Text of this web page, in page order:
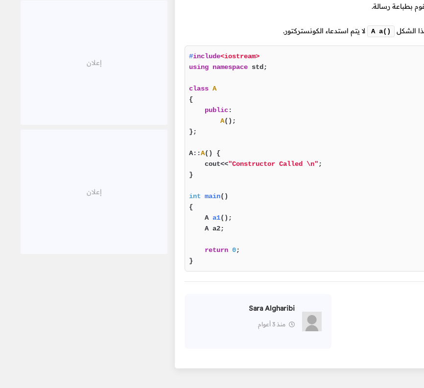
بطباعة رسالة.
الشكل A a() لا يتم استدعاء الكونستركتور.
#include<iostream>
using namespace std;
class A
{
public:
A();
};
A::A() {
    cout<<
"Constructor Called \n" ;
}
int main()
{
A a1() ;
    A a2;
return 0;
}
Sara Algharibi
منذ 3 أعوام